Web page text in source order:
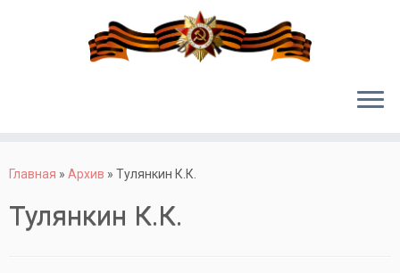
Главная » Архив » Тулянкин К.К.
Тулянкин К.К.